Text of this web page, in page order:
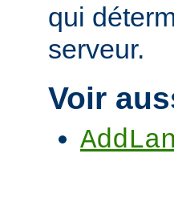
qui
serveur.
Voir